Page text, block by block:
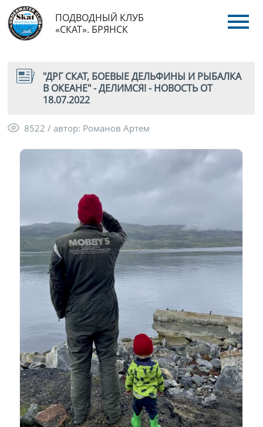
ПОДВОДНЫЙ КЛУБ
«СКАТ». БРЯНСК
"ДРГ СКАТ, БОЕВЫЕ ДЕЛЬФИНЫ И РЫБАЛКА
В ОКЕАНЕ" - ДЕЛИМСЯ! - НОВОСТЬ ОТ
18.07.2022
8522 / автор: Романов Артем